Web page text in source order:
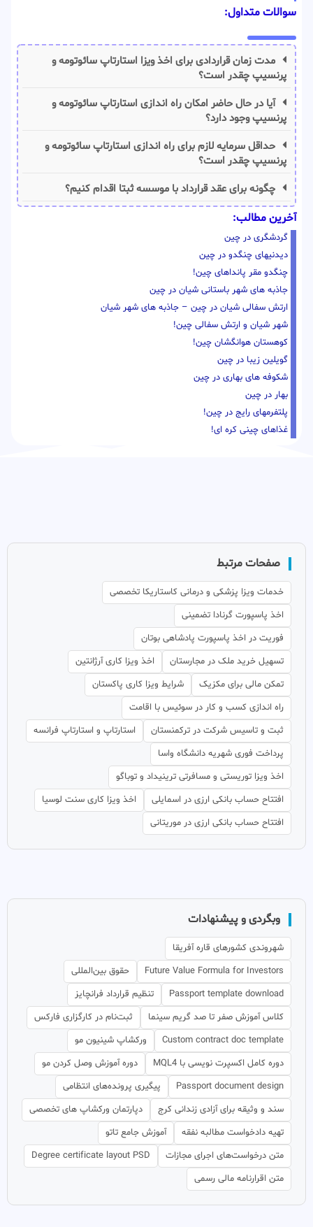
سوالات متداول:
مدت زمان قراردادی برای اخذ ویزا استارتاپ سائوتومه و
پرنسیپ چقدر است؟
آیا در حال حاضر امکان راه اندازی استارتاپ سائوتومه و
پرنسیپ وجود دارد؟
حداقل سرمایه لازم برای راه اندازی استارتاپ سائوتومه و
پرنسیپ چقدر است؟
چگونه برای عقد قرارداد با موسسه ثبتا اقدام کنیم؟
آخرین مطالب:
گردشگری در چین
دیدنیهای چنگدو در چین
چنگدو مقر پانداهای چین!
جاذبه های شهر باستانی شیان در چین
ارتش سفالی شیان در چین – جاذبه های شهر شیان
شهر شیان و ارتش سفالی چین!
کوهستان هوانگشان چین!
گویلین زیبا در چین
شکوفه های بهاری در چین
بهار در چین
پلتفرمهای رایج در چین!
غذاهای چینی کره ای!
صفحات مرتبط
خدمات ویزا پزشکی و درمانی کاستاریکا تخصصی
اخذ پاسپورت گرنادا تضمینی
فوریت در اخذ پاسپورت پادشاهی بوتان
تسهیل خرید ملک در مجارستان
اخذ ویزا کاری آرژانتین
تمکن مالی برای مکزیک
شرایط ویزا کاری پاکستان
راه اندازی کسب و کار در سوئیس با اقامت
ثبت و تاسیس شرکت در ترکمنستان
استارتاپ و استارتاپ فرانسه
پرداخت فوری شهریه دانشگاه واسا
اخذ ویزا توریستی و مسافرتی ترینیداد و توباگو
افتتاح حساب بانکی ارزی در اسمایلی
اخذ ویزا کاری سنت لوسیا
افتتاح حساب بانکی ارزی در موریتانی
وبگردی و پیشنهادات
شهروندی کشورهای قاره آفریقا
Future Value Formula for Investors
حقوق بین‌المللی
Passport template download
تنظیم قرارداد فرانچایز
کلاس آموزش صفر تا صد گریم سینما
ثبت‌نام در کارگزاری فارکس
Custom contract doc template
ورکشاپ شینیون مو
دوره کامل اکسپرت نویسی با MQL4
دوره آموزش وصل کردن مو
Passport document design
پیگیری پرونده‌های انتظامی
سند و وثیقه برای آزادی زندانی کرج
دپارتمان ورکشاپ های تخصصی
تهیه دادخواست مطالبه نفقه
آموزش جامع تاتو
متن درخواست‌های اجرای مجازات
Degree certificate layout PSD
متن اقرارنامه مالی رسمی